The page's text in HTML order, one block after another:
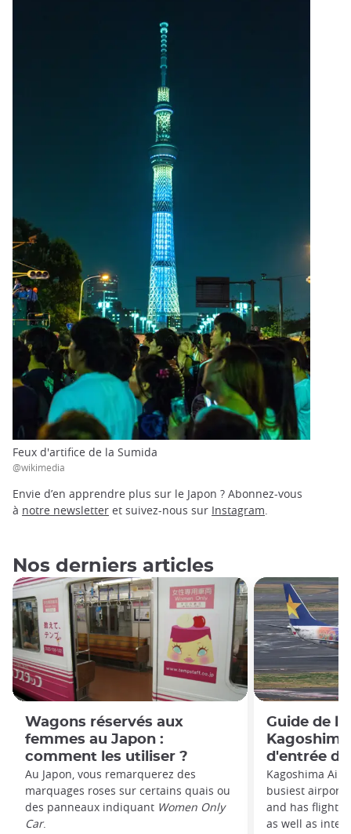
Feux d'artifice de la Sumida
@wikimedia
Envie d’en apprendre plus sur le Japon ? Abonnez-vous
à notre newsletter et suivez-nous sur Instagram.
Nos derniers articles
Wagons réservés aux
femmes au Japon :
comment les utiliser ?
Au Japon, vous remarquerez des
marquages roses sur certains quais ou
des panneaux indiquant Women Only
Car.
Guide de
d'entrée
Kagoshima
busiest airport
and has flights
as well as